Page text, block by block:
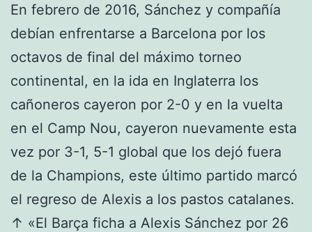
En febrero de 2016, Sánchez y compañía
debían enfrentarse a Barcelona por los
octavos de final del máximo torneo
continental, en la ida en Inglaterra los
cañoneros cayeron por 2-0 y en la vuelta
en el Camp Nou, cayeron nuevamente esta
vez por 3-1, 5-1 global que los dejó fuera
de la Champions, este último partido marcó
el regreso de Alexis a los pastos catalanes.
↑ «El Barça ficha a Alexis Sánchez por 26